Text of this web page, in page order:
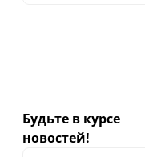
Будьте в курсе
новостей!